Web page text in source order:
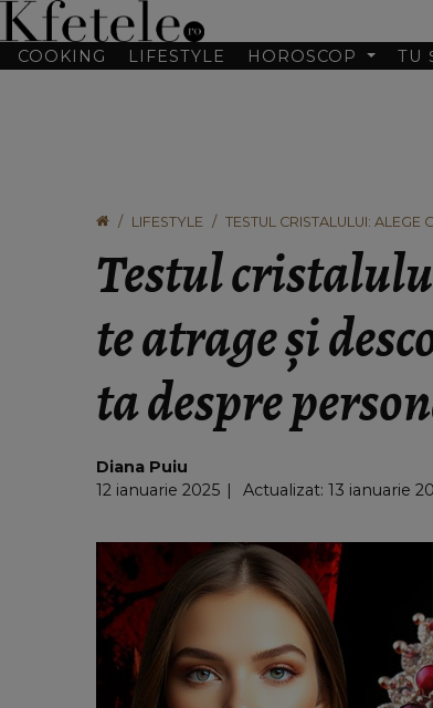
COOKING LIFESTYLE HOROSCOP TU
LIFESTYLE
TESTUL CRISTALULUI: ALEGE
Testul
te atrage și
ta despre
Diana Puiu
12 ianuarie 2025
Actualizat: 13 ianuarie